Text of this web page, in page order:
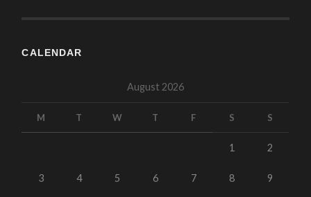
CALENDAR
August 2026
M T W T F S S
1 2
3 4 5 6 7 8 9